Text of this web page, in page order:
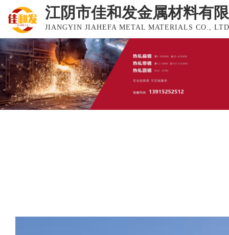
江阴市佳和发金属材料有
JIANGYIN JIAHEFA METAL MATERIALS CO.,